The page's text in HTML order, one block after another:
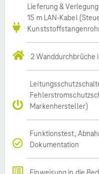
Lieferung &
15 m LAN-Kabel
2 Wanddurchbrüche
Markenhersteller)
Funktionstest,
Dokumentation